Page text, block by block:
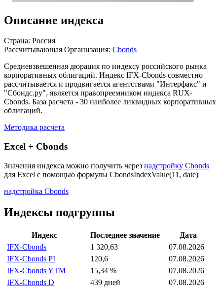
Описание индекса
Страна: Россия
Рассчитывающая Организация: Cbonds
Средневзвешенная дюрация по индексу российского рынка
корпоративных облигаций. Индекс IFX-Cbonds совместно
рассчитывается и продвигается агентствами "Интерфакс" и
"Сбондс.ру", является правопреемником индекса RUX-
Cbonds. База расчета - 30 наиболее ликвидных корпоративных
облигаций.
Методика расчета
Excel + Cbonds
Значения индекса можно получить через надстройку Cbonds
для Excel с помощью формулы CbondsIndexValue(11, date)
надстройка Cbonds
Индексы подгруппы
Индекс Последнее значение
Дата
IFX-Cbonds
1 320,63
07.08.2026
IFX-Cbonds PI
120,6
07.08.2026
IFX-Cbonds YTM
15,34 %
07.08.2026
IFX-Cbonds D
439 дней
07.08.2026